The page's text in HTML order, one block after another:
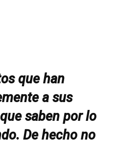
que han
a sus
saben por lo
De hecho no